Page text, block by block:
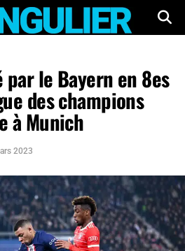
par le Bayern en 8es
des champions
à Munich
2023